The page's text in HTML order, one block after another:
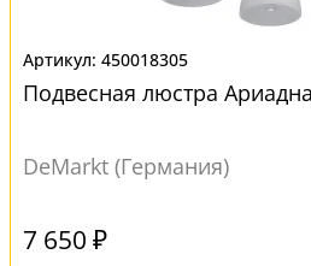
450018305
Подвесная люстра
DeMarkt (Германия)
7 650 ₽